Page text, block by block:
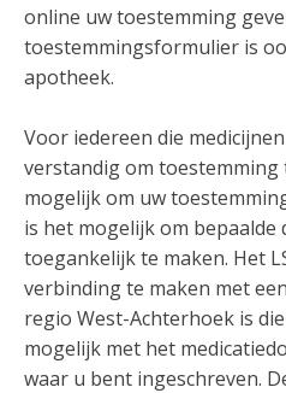
online uw toestemming
toestemmingsformulier is
apotheek.
Voor iedereen die
verstandig om toestemming
mogelijk om uw
is het mogelijk om
toegankelijk te maken. Het
verbinding te maken met
regio West-Achterhoek is
mogelijk met het
waar u bent ingeschreven.